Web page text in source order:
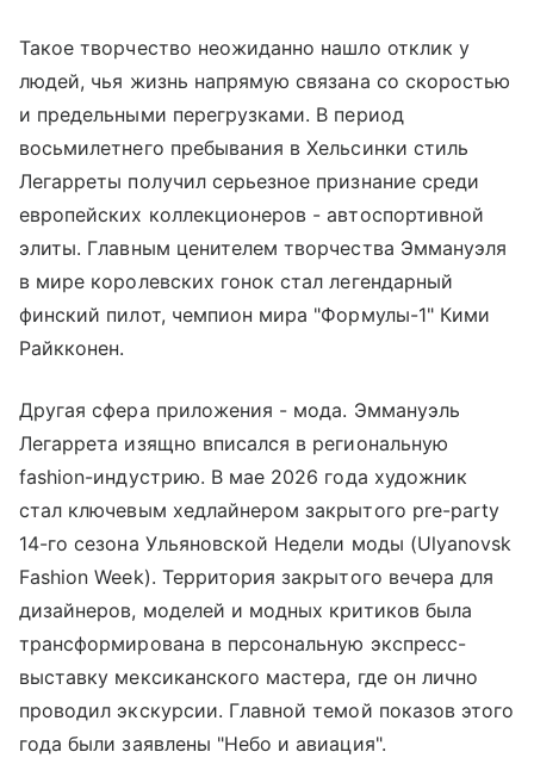
Такое творчество неожиданно нашло отклик у
людей, чья жизнь напрямую связана со скоростью
и предельными перегрузками. В период
восьмилетнего пребывания в Хельсинки стиль
Легарреты получил серьезное признание среди
европейских коллекционеров - автоспортивной
элиты. Главным ценителем творчества Эммануэля
в мире королевских гонок стал легендарный
финский пилот, чемпион мира "Формулы-1" Кими
Райкконен.
Другая сфера приложения - мода. Эммануэль
Легаррета изящно вписался в региональную
fashion-индустрию. В мае 2026 года художник
стал ключевым хедлайнером закрытого pre-party
14-го сезона Ульяновской Недели моды (Ulyanovsk
Fashion Week). Территория закрытого вечера для
дизайнеров, моделей и модных критиков была
трансформирована в персональную экспресс-
выставку мексиканского мастера, где он лично
проводил экскурсии. Главной темой показов этого
года были заявлены "Небо и авиация".